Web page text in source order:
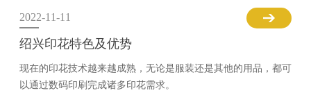
2022-11-11
绍兴印花特色及优势
现在的印花技术越来越成熟，无论是服装还是其他的用品，都可
以通过数码印刷完成诸多印花需求。